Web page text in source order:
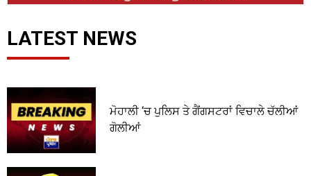
LATEST NEWS
ਮੋਹਾਲੀ ‘ਚ ਪੁਲਿਸ ਤੇ ਗੈਂਗਸਟਰਾਂ ਵਿਚਾਲੇ ਚੱਲੀਆਂ
ਗੋਲੀਆਂ